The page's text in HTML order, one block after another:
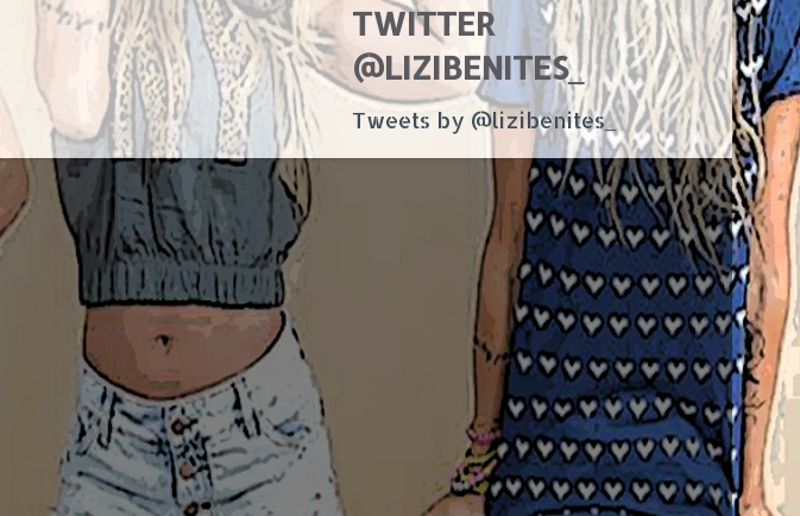
TWITTER
@LIZIBENITES_
Tweets by @lizibenites_